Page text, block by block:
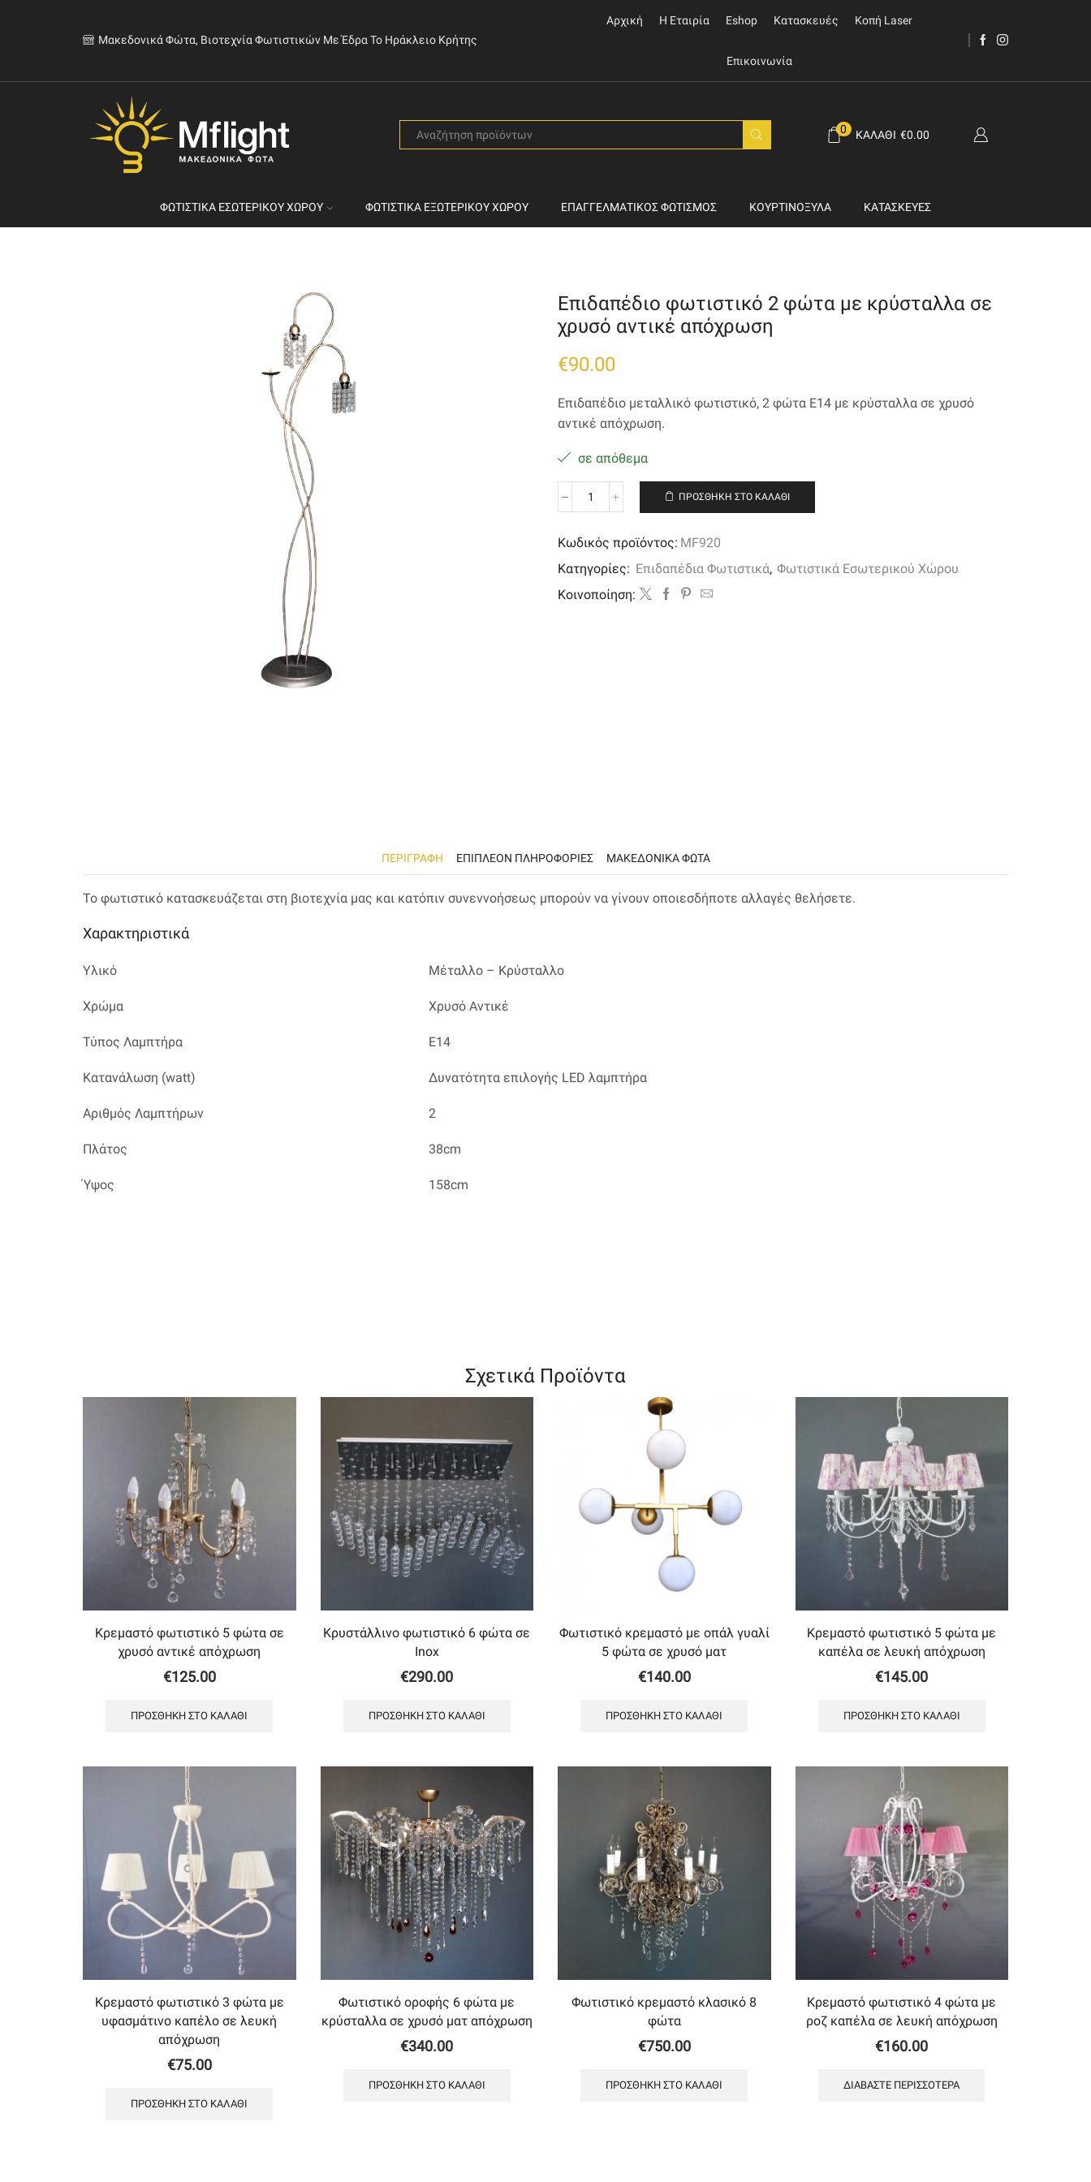
Μακεδονικά Φώτα, Βιοτεχνία Φωτιστικών Με Έδρα Το Ηράκλειο Κρήτης
Αρχική Η Εταιρία Eshop Κατασκευές Κοπή Laser
Επικοινωνία
0 ΚΑΛΆΘΙ €0.00
ΦΩΤΙΣΤΙΚΆ ΕΣΩΤΕΡΙΚΟΎ ΧΏΡΟΥ ΦΩΤΙΣΤΙΚΆ ΕΞΩΤΕΡΙΚΟΎ ΧΏΡΟΥ ΕΠΑΓΓΕΛΜΑΤΙΚΌΣ ΦΩΤΙΣΜΌΣ ΚΟΥΡΤΙΝΌΞΥΛΑ ΚΑΤΑΣΚΕΥΈΣ
Επιδαπέδιο φωτιστικό 2 φώτα με κρύσταλλα σε
χρυσό αντικέ απόχρωση
€90.00
Επιδαπέδιο μεταλλικό φωτιστικό, 2 φώτα E14 με κρύσταλλα σε χρυσό
αντικέ απόχρωση.
σε απόθεμα
Επιδαπέδιο
φώτα
με
κρύσταλλα
σε
ΠΡΟΣΘΉΚΗ ΣΤΟ ΚΑΛΆΘΙ
Κωδικός προϊόντος: MF920
Κατηγορίες: Επιδαπέδια Φωτιστικά, Φωτιστικά Εσωτερικού Χώρου
Kοινοποίηση:
ΠΕΡΙΓΡΑΦΉ ΕΠΙΠΛΈΟΝ ΠΛΗΡΟΦΟΡΊΕΣ ΜΑΚΕΔΟΝΙΚΑ ΦΩΤΑ
Το φωτιστικό κατασκευάζεται στη βιοτεχνία μας και κατόπιν συνεννοήσεως μπορούν να γίνουν οποιεσδήποτε αλλαγές θελήσετε.
Χαρακτηριστικά
Υλικό Μέταλλο – Κρύσταλλο
Χρώμα Χρυσό Αντικέ
Τύπος Λαμπτήρα Ε14
Κατανάλωση (watt) Δυνατότητα επιλογής LED λαμπτήρα
Αριθμός Λαμπτήρων 2
Πλάτος 38cm
Ύψος 158cm
Σχετικά Προϊόντα
Κρεμαστό φωτιστικό 5 φώτα σε
χρυσό αντικέ απόχρωση
€125.00
ΠΡΟΣΘΉΚΗ ΣΤΟ ΚΑΛΆΘΙ
Κρυστάλλινο φωτιστικό 6 φώτα σε
Inox
€290.00
ΠΡΟΣΘΉΚΗ ΣΤΟ ΚΑΛΆΘΙ
Φωτιστικό κρεμαστό με oπάλ γυαλί
5 φώτα σε χρυσό ματ
€140.00
ΠΡΟΣΘΉΚΗ ΣΤΟ ΚΑΛΆΘΙ
Κρεμαστό φωτιστικό 5 φώτα με
καπέλα σε λευκή απόχρωση
€145.00
ΠΡΟΣΘΉΚΗ ΣΤΟ ΚΑΛΆΘΙ
Κρεμαστό φωτιστικό 3 φώτα με
υφασμάτινο καπέλο σε λευκή
απόχρωση
€75.00
ΠΡΟΣΘΉΚΗ ΣΤΟ ΚΑΛΆΘΙ
Φωτιστικό οροφής 6 φώτα με
κρύσταλλα σε χρυσό ματ απόχρωση
€340.00
ΠΡΟΣΘΉΚΗ ΣΤΟ ΚΑΛΆΘΙ
Φωτιστικό κρεμαστό κλασικό 8
φώτα
€750.00
ΠΡΟΣΘΉΚΗ ΣΤΟ ΚΑΛΆΘΙ
Κρεμαστό φωτιστικό 4 φώτα με
ροζ καπέλα σε λευκή απόχρωση
€160.00
ΔΙΑΒΆΣΤΕ ΠΕΡΙΣΣΌΤΕΡΑ